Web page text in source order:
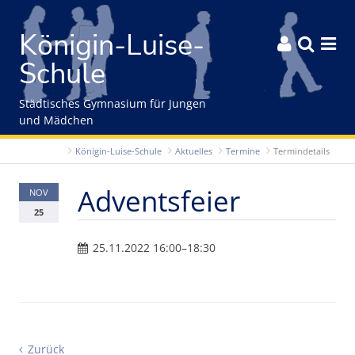
Gleich zum Inhalt der Seite springen
Königin-Luise-
Schule
  
Städtisches Gymnasium für Jungen
und Mädchen
Königin-Luise-Schule Aktuelles Termine Termindetails
NOV
25
Adventsfeier
25.11.2022 16:00–18:30
Zurück